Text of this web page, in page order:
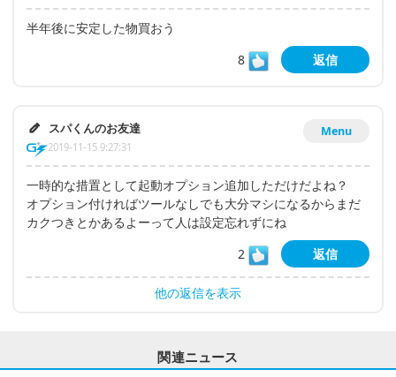
半年後に安定した物買おう
8
返信
Menu
スパくんのお友達
2019-11-15 9:27:31
一時的な措置として起動オプション追加しただけだよね？
オプション付ければツールなしでも大分マシになるからまだ
カクつきとかあるよーって人は設定忘れずにね
2
返信
他の返信を表示
関連ニュース